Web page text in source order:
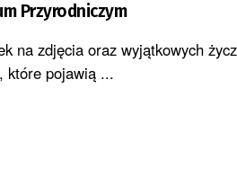
Przyrodniczym
na zdjęcia oraz wyjątkowych
które pojawią ...